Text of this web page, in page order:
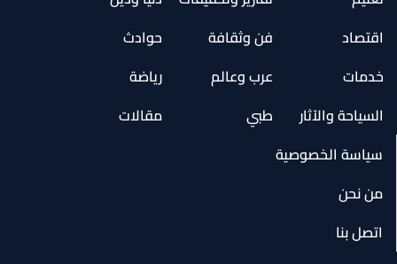
اقتصاد
فن وثقافة
حوادث
خدمات
عرب وعالم
رياضة
السياحة والآثار
طبي
مقالات
سياسة الخصوصية
من نحن
اتصل بنا